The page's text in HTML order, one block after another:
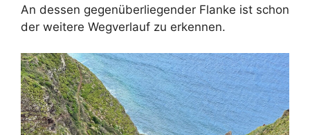
An dessen gegenüberliegender Flanke ist schon
der weitere Wegverlauf zu erkennen.